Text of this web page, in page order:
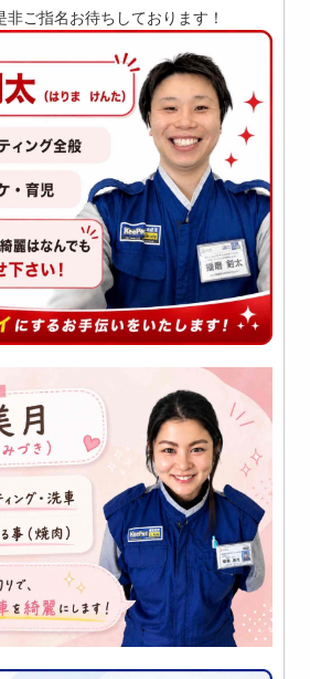
ご指名お待ちしております！